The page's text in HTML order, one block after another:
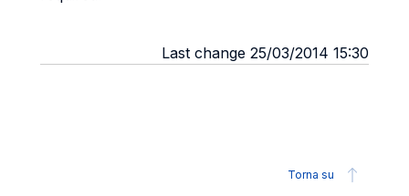
Last change 25/03/2014 15:30
Torna su